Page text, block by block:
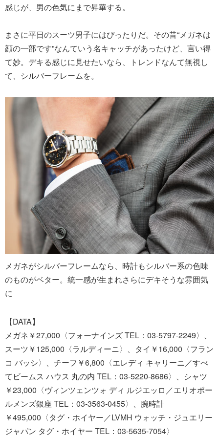
感じが、男の色気にまで昇華する。
まさに平日のスーツ男子にはぴったりだ。その昔“メガネは
顔の一部です”なんていう名キャッチがあったけど、言い得
て妙。デキる感じに見せたいなら、トレンドなんて無視し
て、シルバーフレームを。
メガネがシルバーフレームなら、時計もシルバー系の色味
のものがベター。統一感が生まれさらにデキそうな雰囲気
に
【DATA】
メガネ￥27,000〈フォーナインズ TEL：03-5797-2249〉、
スーツ￥125,000〈ラルディーニ〉、タイ￥16,000〈フラン
コ バッシ〉、チーフ￥6,800〈エレディ キャリーニ／すべ
てビームス ハウス 丸の内 TEL：03-5220-8686〉、シャツ
￥23,000〈ヴィンツェンツォ ディ ルジエッロ／エリオポー
ルメンズ銀座 TEL：03-3563-0455〉、腕時計
￥495,000〈タグ・ホイヤー／LVMH ウォッチ・ジュエリー
ジャパン タグ・ホイヤー TEL：03-5635-7054〉